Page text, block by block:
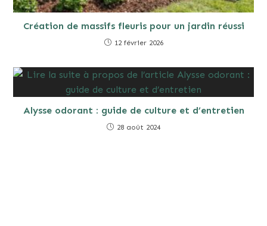
Création de massifs fleuris pour un jardin réussi
12 février 2026
Alysse odorant : guide de culture et d’entretien
28 août 2024